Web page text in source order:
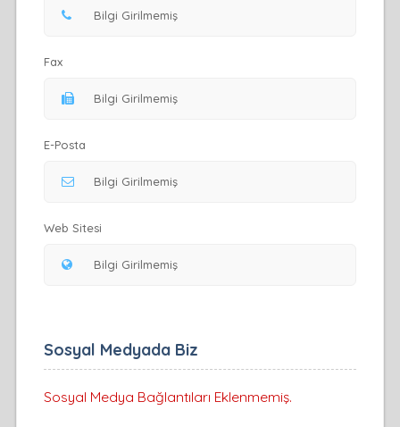
Fax
E-Posta
Web Sitesi
Sosyal Medyada Biz
Sosyal Medya Bağlantıları Eklenmemiş.